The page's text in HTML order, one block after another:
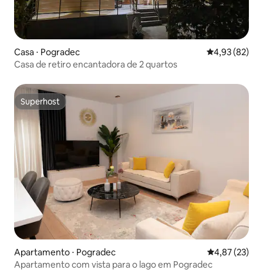
Casa ⋅ Pogradec 4,93 de uma
4,93 (82)
Casa de retiro encantadora de 2 quartos
Superhost
Superhost
Apartamento ⋅ Pogradec 4,87 de uma
4,87 (23)
Apartamento com vista para o lago em Pogradec